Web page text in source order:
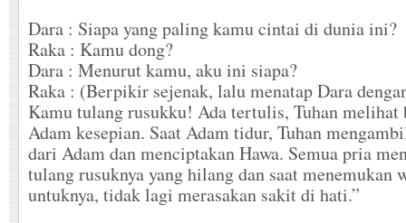
Dara : Siapa yang paling kamu cintai di dunia ini?
Raka : Kamu dong?
Dara : Menurut kamu, aku ini siapa?
Raka : (Berpikir sejenak, lalu menatap Dara
Kamu tulang rusukku! Ada tertulis, Tuhan melihat
Adam kesepian. Saat Adam tidur, Tuhan
dari Adam dan menciptakan Hawa. Semua pria
tulang rusuknya yang hilang dan saat menemukan
untuknya, tidak lagi merasakan sakit di hati.”